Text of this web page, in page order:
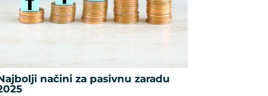
načini za pasivnu zaradu